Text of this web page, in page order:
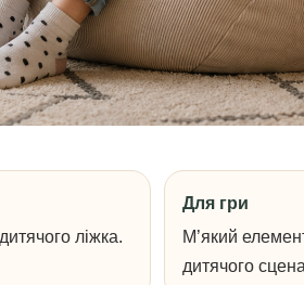
ліжка.
Для гри
М’який
дитячого